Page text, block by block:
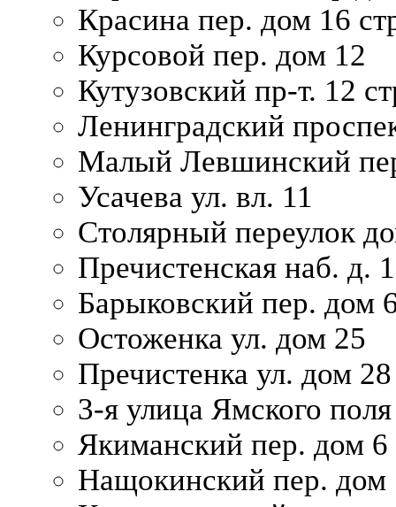
Красина пер. дом 16
Курсовой пер. дом 12
Кутузовский пр-т. 12
Ленинградский
Малый Левшинский
Усачева ул. вл. 11
Столярный переулок
Пречистенская наб. д.
Барыковский пер. дом
Остоженка ул. дом 25
Пречистенка ул. дом 28
3-я улица Ямского
Якиманский пер. дом 6
Нащокинский пер. дом